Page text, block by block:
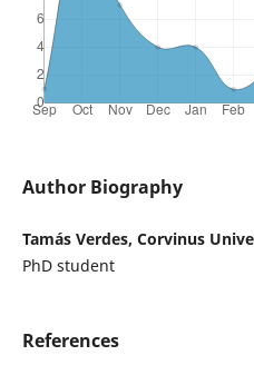
Author Biography
Tamás Verdes, Corvinus
PhD student
References